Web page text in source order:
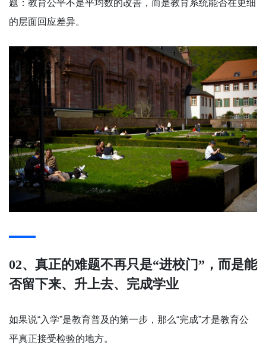
题：教育公平不是平均数的改善，而是教育系统能否在更细
的层面回应差异。
02、真正的难题不再只是“进校门”，而是能
否留下来、升上去、完成学业
如果说“入学”是教育普及的第一步，那么“完成”才是教育公
平真正接受检验的地方。